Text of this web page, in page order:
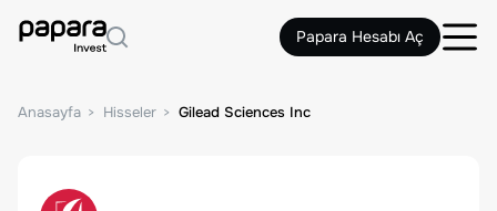
Papara Hesabı Aç
Anasayfa Hisseler Gilead Sciences Inc